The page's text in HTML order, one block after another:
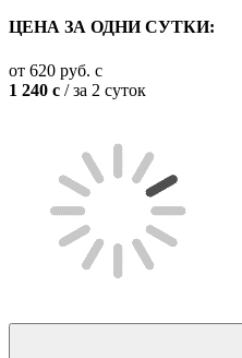
ЦЕНА ЗА ОДНИ СУТКИ:
от 620 руб. c
1 240 c / за 2 суток